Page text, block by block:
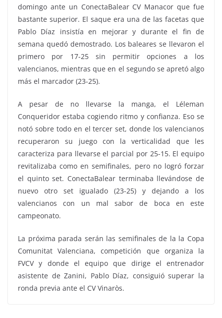
domingo ante un ConectaBalear CV Manacor que fue
bastante superior. El saque era una de las facetas que
Pablo Díaz insistía en mejorar y durante el fin de
semana quedó demostrado. Los baleares se llevaron el
primero por 17-25 sin permitir opciones a los
valencianos, mientras que en el segundo se apretó algo
más el marcador (23-25).
A pesar de no llevarse la manga, el Léleman
Conqueridor estaba cogiendo ritmo y confianza. Eso se
notó sobre todo en el tercer set, donde los valencianos
recuperaron su juego con la verticalidad que les
caracteriza para llevarse el parcial por 25-15. El equipo
revitalizaba como en semifinales, pero no logró forzar
el quinto set. ConectaBalear terminaba llevándose de
nuevo otro set igualado (23-25) y dejando a los
valencianos con un mal sabor de boca en este
campeonato.
La próxima parada serán las semifinales de la la Copa
Comunitat Valenciana, competición que organiza la
FVCV y donde el equipo que dirige el entrenador
asistente de Zanini, Pablo Díaz, consiguió superar la
ronda previa ante el CV Vinaròs.